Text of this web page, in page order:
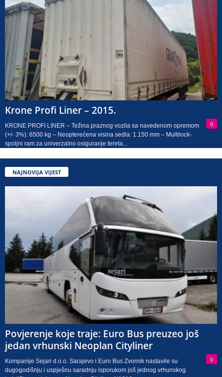
Krone Profi Liner – 2015.
0
KRONE PROFI LINER – Težina praznog vozila sa navedenom opremom
(+/- 3%): 6500 kg – Neopterećena visina sedla: 1.150 mm – Multilock-
spoljni ram za univerzalno osiguranje tereta...
NAJNOVIJA VIJEST
Povjerenje koje traje: Euro Bus preuzeo još
jedan vrhunski Neoplan Cityliner
0
Kompanije Sejari d.o.o. Sarajevo i Euro Bus Zvornik nastavile su
dugogodišnju i uspješnu saradnju isporukom još jednog vrhunskog